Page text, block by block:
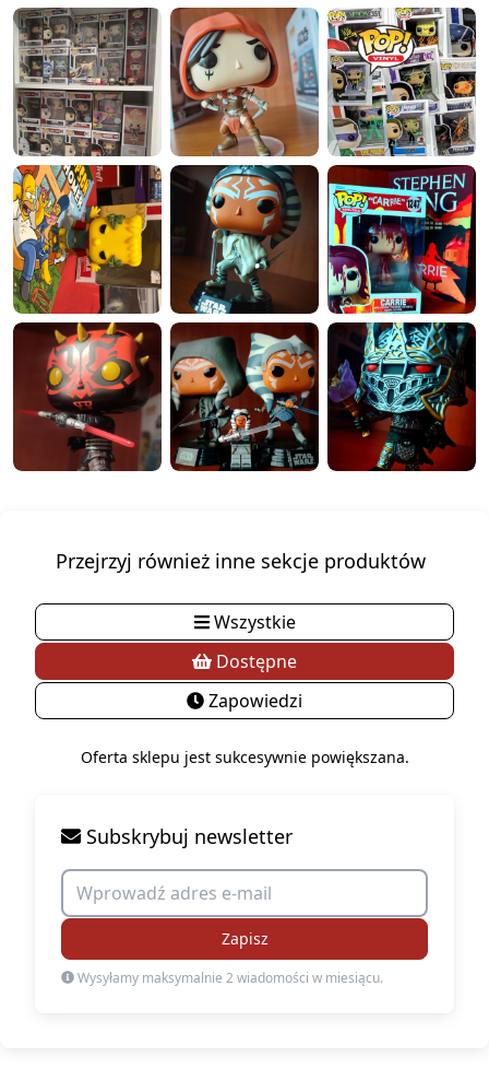
Przejrzyj również inne sekcje produktów
Wszystkie
Dostępne
Zapowiedzi
Oferta sklepu jest sukcesywnie powiększana.
Subskrybuj newsletter
Zapisz
Wysyłamy maksymalnie 2 wiadomości w miesiącu.